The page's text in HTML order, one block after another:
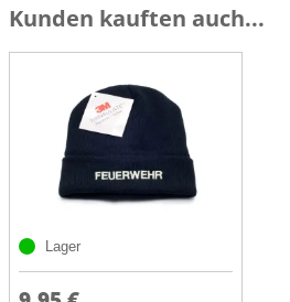
Kunden kauften auch...
Lager